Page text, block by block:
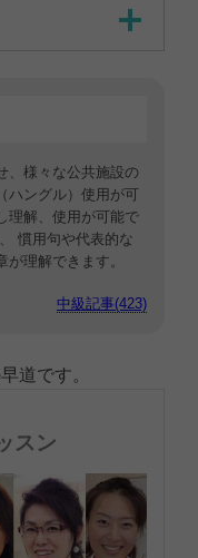
、様々な公共施設の
ハングル）使用が可
理解、使用が可能で
慣用句や代表的な
理解できます。
中級記事(423)
道です。
スン